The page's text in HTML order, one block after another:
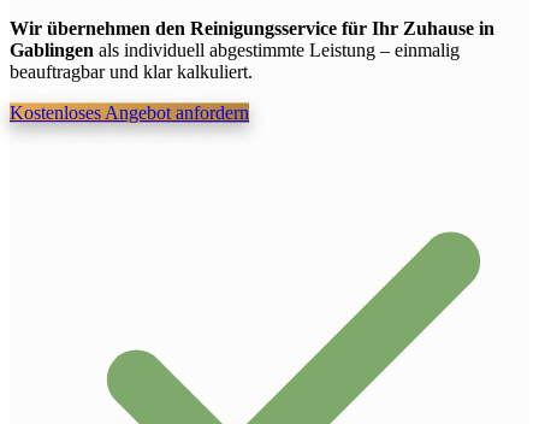
Wir übernehmen den Reinigungsservice für Ihr Zuhause in
Gablingen als individuell abgestimmte Leistung – einmalig
beauftragbar und klar kalkuliert.
Kostenloses Angebot anfordern